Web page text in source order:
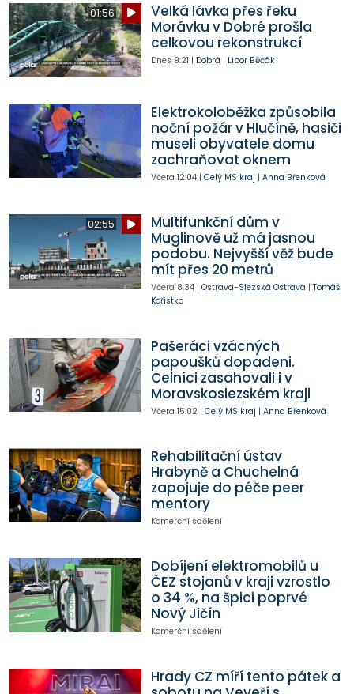
01:56
Velká lávka přes řeku
Morávku v Dobré prošla
celkovou rekonstrukcí
Dnes 9:21 | Dobrá | Libor Běčák
Elektrokoloběžka způsobila
noční požár v Hlučíně, hasiči
museli obyvatele domu
zachraňovat oknem
Včera 12:04| Celý MS kraj | Anna Břenková
02:55
Multifunkční dům v
Muglinově už má jasnou
podobu. Nejvyšší věž bude
mít přes 20 metrů
Včera 8:34| Ostrava-Slezská Ostrava | Tomáš
Kořistka
Pašeráci vzácných
papoušků dopadeni.
Celníci zasahovali i v
Moravskoslezském kraji
Včera 15:02| Celý MS kraj | Anna Břenková
Rehabilitační ústav
Hrabyně a Chuchelná
zapojuje do péče peer
mentory
Komerční sdělení
Dobíjení elektromobilů u
ČEZ stojanů v kraji vzrostlo
o 34 %, na špici poprvé
Nový Jičín
Komerční sdělení
Hrady CZ míří tento pátek a